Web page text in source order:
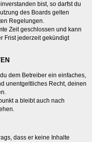
bist, so darfst du
des Boards gelten
Regelungen.
Zeit geschlossen und kann
Frist jederzeit gekündigt
dem Betreiber ein einfaches,
unentgeltliches Recht, deinen
a bleibt auch nach
dass er keine Inhalte